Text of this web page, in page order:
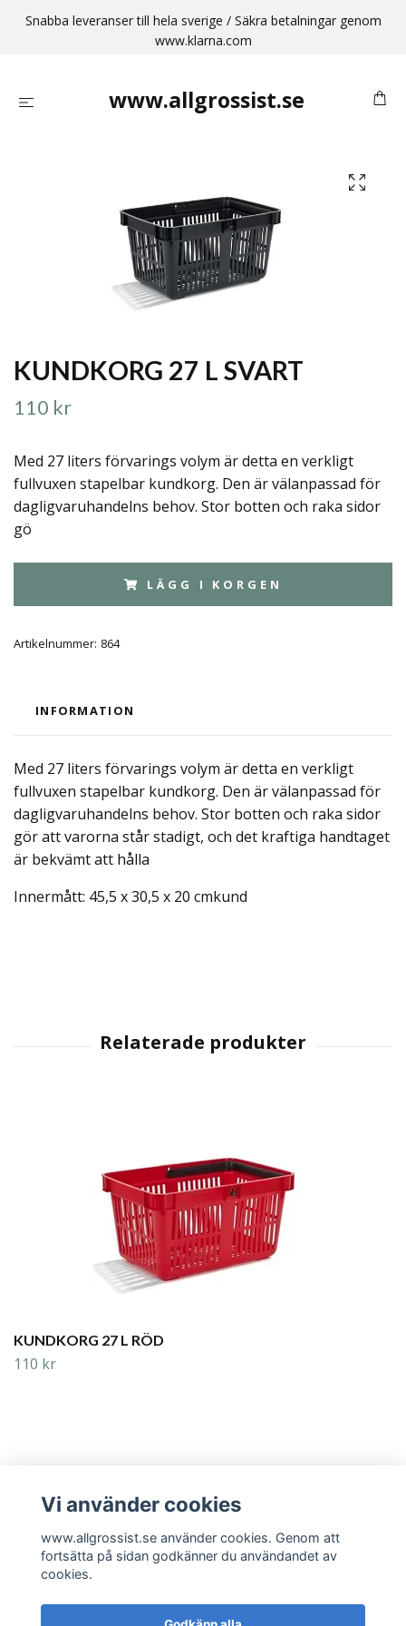
Snabba leveranser till hela sverige / Säkra betalningar genom
www.klarna.com
www.allgrossist.se
KUNDKORG 27 L SVART
110 kr
Med 27 liters förvarings volym är detta en verkligt
fullvuxen stapelbar kundkorg. Den är välanpassad för
dagligvaruhandelns behov. Stor botten och raka sidor
gö
LÄGG I KORGEN
Artikelnummer: 864
INFORMATION
Med 27 liters förvarings volym är detta en verkligt
fullvuxen stapelbar kundkorg. Den är välanpassad för
dagligvaruhandelns behov. Stor botten och raka sidor
gör att varorna står stadigt, och det kraftiga handtaget
är bekvämt att hålla
Innermått: 45,5 x 30,5 x 20 cmkund
KUNDKORG 27 L RÖD
110 kr
Läs mer
Vi använder cookies
www.allgrossist.se använder cookies. Genom att
fortsätta på sidan godkänner du användandet av
cookies.